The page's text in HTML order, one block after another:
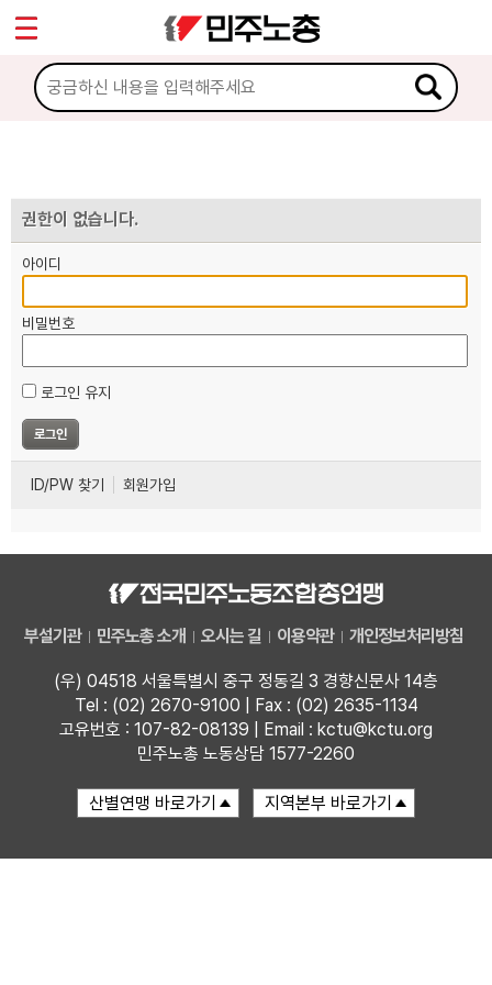
권한이 없습니다.
아이디
비밀번호
로그인 유지
ID/PW 찾기 회원가입
부설기관 민주노총 소개 오시는 길 이용약관 개인정보처리방침
(우) 04518 서울특별시 중구 정동길 3 경향신문사 14층
Tel : (02) 2670-9100 | Fax : (02) 2635-1134
고유번호 : 107-82-08139 | Email : kctu@kctu.org
민주노총 노동상담 1577-2260
마이페이지
소개
노동상담
자료
부설기관
업무